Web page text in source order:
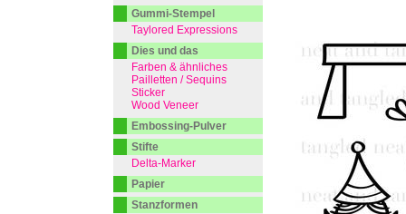
Gummi-Stempel
Taylored Expressions
Dies und das
Farben & ähnliches
Pailletten / Sequins
Sticker
Wood Veneer
Embossing-Pulver
Stifte
Delta-Marker
Papier
Stanzformen